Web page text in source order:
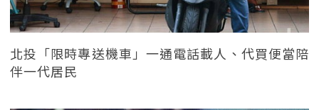
北投「限時專送機車」一通電話載人、代買便當陪
伴一代居民